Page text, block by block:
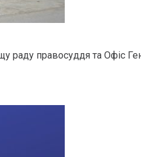
правосуддя та Офіс